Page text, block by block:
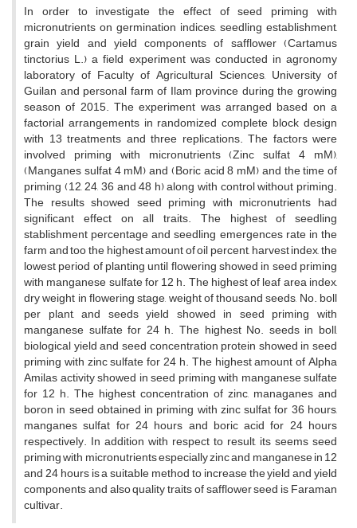
In order to investigate the effect of seed priming with
micronutrients on germination indices, seedling establishment,
grain yield and yield components of safflower (Cartamus
tinctorius L.) a field experiment was conducted in agronomy
laboratory of Faculty of Agricultural Sciences, University of
Guilan and personal farm of Ilam province during the growing
season of 2015. The experiment was arranged based on a
factorial arrangements in randomized complete block design
with 13 treatments and three replications. The factors were
involved priming with micronutrients (Zinc sulfat 4 mM),
(Manganes sulfat 4 mM) and (Boric acid 8 mM) and the time of
priming (12, 24, 36 and 48 h) along with control without priming.
The results showed seed priming with micronutrients had
significant effect on all traits. The highest of seedling
stablishment percentage and seedling emergences rate in the
farm and too the highest amount of oil percent, harvest index, the
lowest period of planting until flowering showed in seed priming
with manganese sulfate for 12 h. The highest of leaf area index,
dry weight in flowering stage, weight of thousand seeds, No. boll
per plant, and seeds yield showed in seed priming with
manganese sulfate for 24 h. The highest No. seeds in boll,
biological yield and seed concentration protein showed in seed
priming with zinc sulfate for 24 h. The highest amount of Alpha
Amilas activity showed in seed priming with manganese sulfate
for 12 h. The highest concentration of zinc, managanes and
boron in seed obtained in priming with zinc sulfat for 36 hours,
manganes sulfat for 24 hours and boric acid for 24 hours
respectively. In addition with respect to result, its seems seed
priming with micronutrients especially zinc and manganese in 12
and 24 hours is a suitable method to increase the yield and yield
components and also quality traits of safflower seed is Faraman
cultivar.